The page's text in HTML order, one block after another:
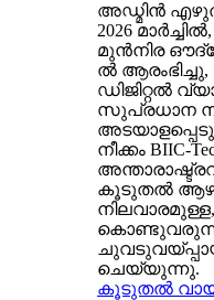
അഡ്മിൻ
2026
മുൻനിര
ൽ
ഡിജിറ്റൽ
സുപ്രധാന
നീക്കം BIIC-
കൂടുതൽ
ചെയ്യുന്നു.
കൂടുതൽ